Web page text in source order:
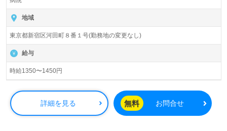
地域
東京都新宿区河田町８番１号(勤務地の変更なし)
給与
時給1350〜1450円
詳細を見る 無料 お問合せ